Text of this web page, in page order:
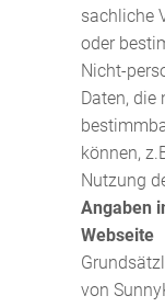
sachliche
oder
Nicht-
Daten, die
können,
Nutzung
Angaben
Webseite
von